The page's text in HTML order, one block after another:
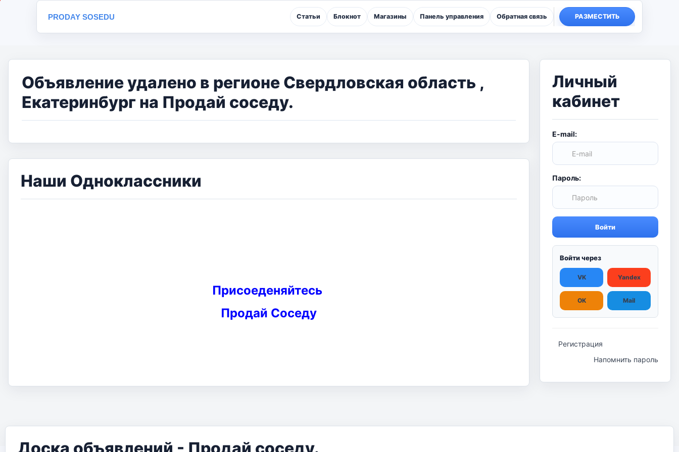
PRODAY SOSEDU Статьи Блокнот Магазины Панель управления Обратная связь РАЗМЕСТИТЬ
Объявление удалено в регионе Свердловская область,
Екатеринбург на Продай соседу.
Наши Одноклассники
Присоеденяйтесь
Продай Соседу
Личный
кабинет
E-mail:
Пароль:
Войти
Войти через
VK Yandex
OK Mail
Регистрация
Напомнить пароль